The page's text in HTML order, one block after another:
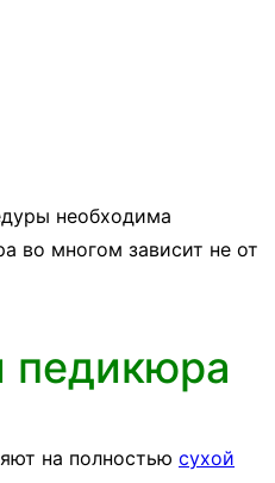
необходима
во многом зависит не от
педикюра
на полностью сухой